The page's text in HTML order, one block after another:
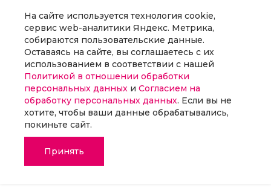
На сайте используется технология cookie,
сервис web-аналитики Яндекс. Метрика,
собираются пользовательские данные.
Оставаясь на сайте, вы соглашаетесь с их
использованием в соответствии с нашей
Политикой в отношении обработки
персональных данных и Согласием на
обработку персональных данных. Если вы не
хотите, чтобы ваши данные обрабатывались,
покиньте сайт.
Принять